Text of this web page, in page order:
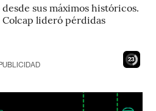
sus máximos históricos.
Colcap lideró pérdidas
21
PUBLICIDAD